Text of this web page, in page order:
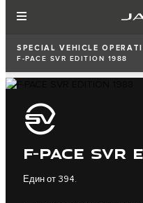
SPECIAL VEHICLE
F-PACE SVR EDITION 1988
F-PACE SVR
Един от 394.